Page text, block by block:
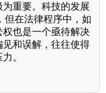
重要。科技的发展
但在法律程序中，如
也是一个亟待解决
和误解，往往使得
。